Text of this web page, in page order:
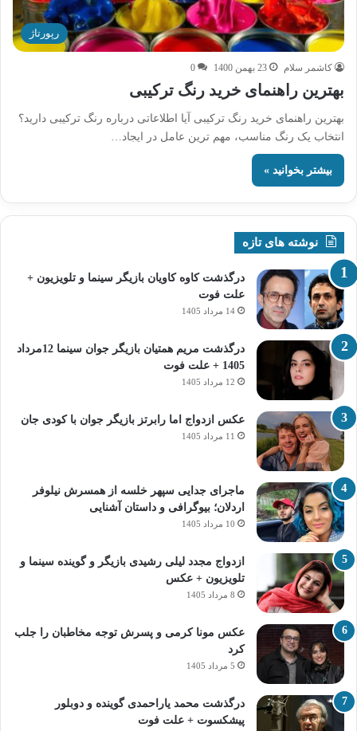
رپورتاژ
کاشمر سلام 23 بهمن 1400 0
بهترین راهنمای خرید رنگ ترکیبی
بهترین راهنمای خرید رنگ ترکیبی آیا اطلاعاتی درباره رنگ ترکیبی دارید؟
انتخاب یک رنگ مناسب، مهم ترین عامل در ایجاد…
بیشتر بخوانید »
نوشته های تازه
درگذشت کاوه کاویان بازیگر سینما و تلویزیون +
علت فوت
14 مرداد 1405
درگذشت مریم همتیان بازیگر جوان سینما 12مرداد
1405 + علت فوت
12 مرداد 1405
عکس ازدواج اما رابرتز بازیگر جوان با کودی جان
11 مرداد 1405
ماجرای جدایی سپهر خلسه از همسرش نیلوفر
اردلان؛ بیوگرافی و داستان آشنایی
10 مرداد 1405
ازدواج مجدد لیلی رشیدی بازیگر و گوینده سینما و
تلویزیون + عکس
8 مرداد 1405
عکس مونا کرمی و پسرش توجه مخاطبان را جلب
کرد
5 مرداد 1405
درگذشت محمد یاراحمدی گوینده و دوبلور
پیشکسوت + علت فوت